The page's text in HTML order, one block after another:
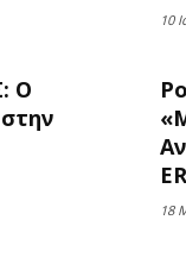
10
Ο
18